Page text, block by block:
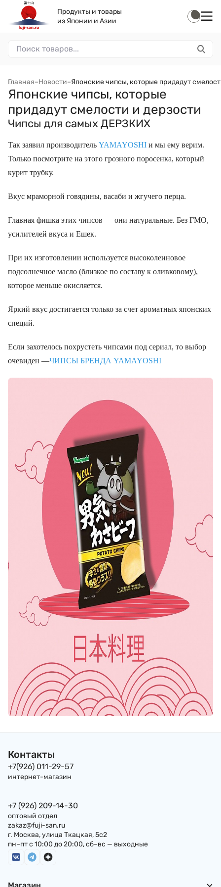
Продукты и товары
из Японии и Азии
Главная–Новости–Японские чипсы, которые придадут
Японские чипсы, которые
придадут смелости и дерзости
Чипсы для самых ДЕРЗКИХ
Так заявил производитель YAMAYOSHI и мы ему верим.
Только посмотрите на этого грозного поросенка, который
курит трубку.
Вкус мраморной говядины, васаби и жгучего перца.
Главная фишка этих чипсов — они натуральные. Без ГМО,
усилителей вкуса и Ешек.
При их изготовлении используется высоколеиновое
подсолнечное масло (близкое по составу к оливковому),
которое меньше окисляется.
Яркий вкус достигается только за счет ароматных японских
специй.
Если захотелось похрустеть чипсами под сериал, то выбор
очевиден —ЧИПСЫ БРЕНДА YAMAYOSHI
Контакты
+7(926) 011-29-57
интернет-магазин
+7 (926) 209-14-30
оптовый отдел
zakaz@fuji-san.ru
г. Москва, улица Ткацкая, 5с2
пн–пт с 10:00 до 20:00, сб–вс — выходные
Магазин